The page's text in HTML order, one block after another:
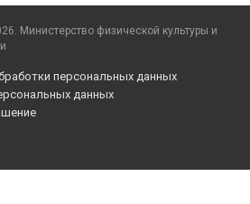
Министерство физической культуры и
персональных данных
данных